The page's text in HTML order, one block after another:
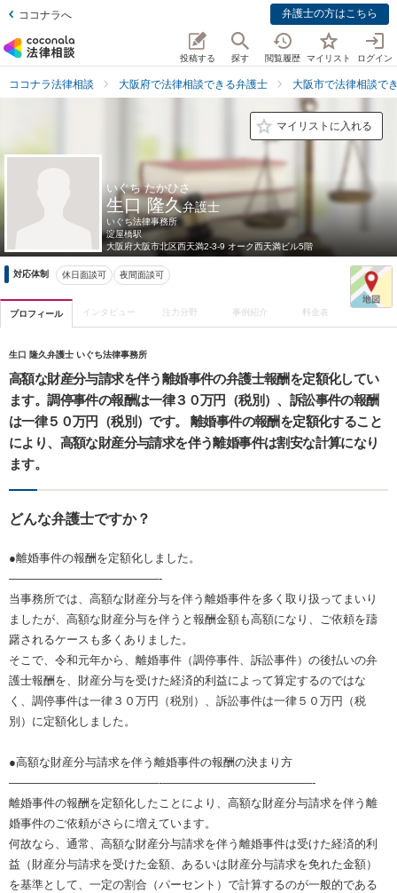
ココナラへ 弁護士の方はこちら
投稿する 探す 閲覧履歴 マイリスト ログイン
ココナラ法律相談 大阪府で法律相談できる弁護士 大阪市で法律相談で
マイリストに入れる
いぐち たかひさ
生口 隆久弁護士
いぐち法律事務所
淀屋橋駅
大阪府大阪市北区西天満2-3-9 オーク西天満ビル5階
対応体制 休日面談可 夜間面談可
プロフィール インタビュー 注力分野 事例紹介 料金表
生口 隆久弁護士 いぐち法律事務所
高額な財産分与請求を伴う離婚事件の弁護士報酬を定額化してい
ます。調停事件の報酬は一律３０万円（税別）、訴訟事件の報酬
は一律５０万円（税別）です。 離婚事件の報酬を定額化すること
により、高額な財産分与請求を伴う離婚事件は割安な計算になり
ます。
どんな弁護士ですか？
●離婚事件の報酬を定額化しました。
—————————————-
当事務所では、高額な財産分与を伴う離婚事件を多く取り扱ってまいり
ましたが、高額な財産分与を伴うと報酬金額も高額になり、ご依頼を躊
躇されるケースも多くありました。
そこで、令和元年から、離婚事件（調停事件、訴訟事件）の後払いの弁
護士報酬を、財産分与を受けた経済的利益によって算定するのではな
く、調停事件は一律３０万円（税別）、訴訟事件は一律５０万円（税
別）に定額化しました。
●高額な財産分与請求を伴う離婚事件の報酬の決まり方
—————————————-—————————————-
離婚事件の報酬を定額化したことにより、高額な財産分与請求を伴う離
婚事件のご依頼がさらに増えています。
何故なら、通常、高額な財産分与請求を伴う離婚事件は受けた経済的利
益（財産分与請求を受けた金額、あるいは財産分与請求を免れた金額）
を基準として、一定の割合（パーセント）で計算するのが一般的である